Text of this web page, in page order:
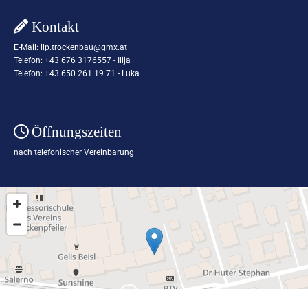
 Kontakt
E-Mail: ilp.trockenbau@gmx.at
Telefon: +43 676 3176557 - Ilija
Telefon: +43 650 261 19 71 - Luka
Öffnungszeiten
nach telefonischer Vereinbarung